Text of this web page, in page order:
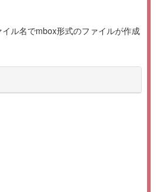
ル名でmbox形式のファイルが作成